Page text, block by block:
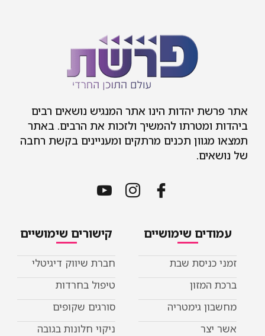
אתר פרשת יהדות הינו אתר המנגיש נושאים רבים
ביהדות ומטרתו להמשיך ולזכות את הרבים. באתר
תמצאו מגוון תכנים מרתקים ומעניינים בקשת רחבה
של נושאים.
עמודים שימושיים
זמני כניסת שבת
ברכת המזון
מחשבון גימטריה
אשר יצר
קישורים שימושיים
חברת שיווק דיגיטלי
טיפול בחרדות
סורגים שקופים
ניקוי חלונות בגובה